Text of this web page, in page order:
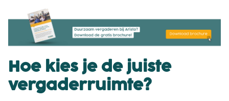
Hoe kies je de juiste
vergaderruimte?